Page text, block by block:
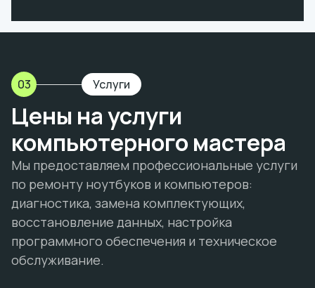
03 Услуги
Цены на услуги
компьютерного мастера
Мы предоставляем профессиональные услуги
по ремонту ноутбуков и компьютеров:
диагностика, замена комплектующих,
восстановление данных, настройка
программного обеспечения и техническое
обслуживание.